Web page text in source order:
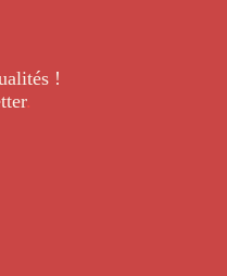
!
.